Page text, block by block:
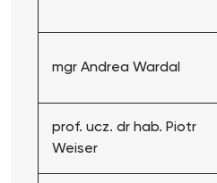
mgr Andrea Wardal
prof. ucz. dr hab. Piotr
Weiser